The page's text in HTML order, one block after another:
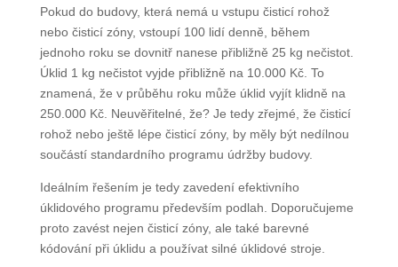
Pokud do budovy, která nemá u vstupu čisticí rohož
nebo čisticí zóny, vstoupí 100 lidí denně, během
jednoho roku se dovnitř nanese přibližně 25 kg nečistot.
Úklid 1 kg nečistot vyjde přibližně na 10.000 Kč. To
znamená, že v průběhu roku může úklid vyjít klidně na
250.000 Kč. Neuvěřitelné, že? Je tedy zřejmé, že čisticí
rohož nebo ještě lépe čisticí zóny, by měly být nedílnou
součástí standardního programu údržby budovy.
Ideálním řešením je tedy zavedení efektivního
úklidového programu především podlah. Doporučujeme
proto zavést nejen čisticí zóny, ale také barevné
kódování při úklidu a používat silné úklidové stroje.